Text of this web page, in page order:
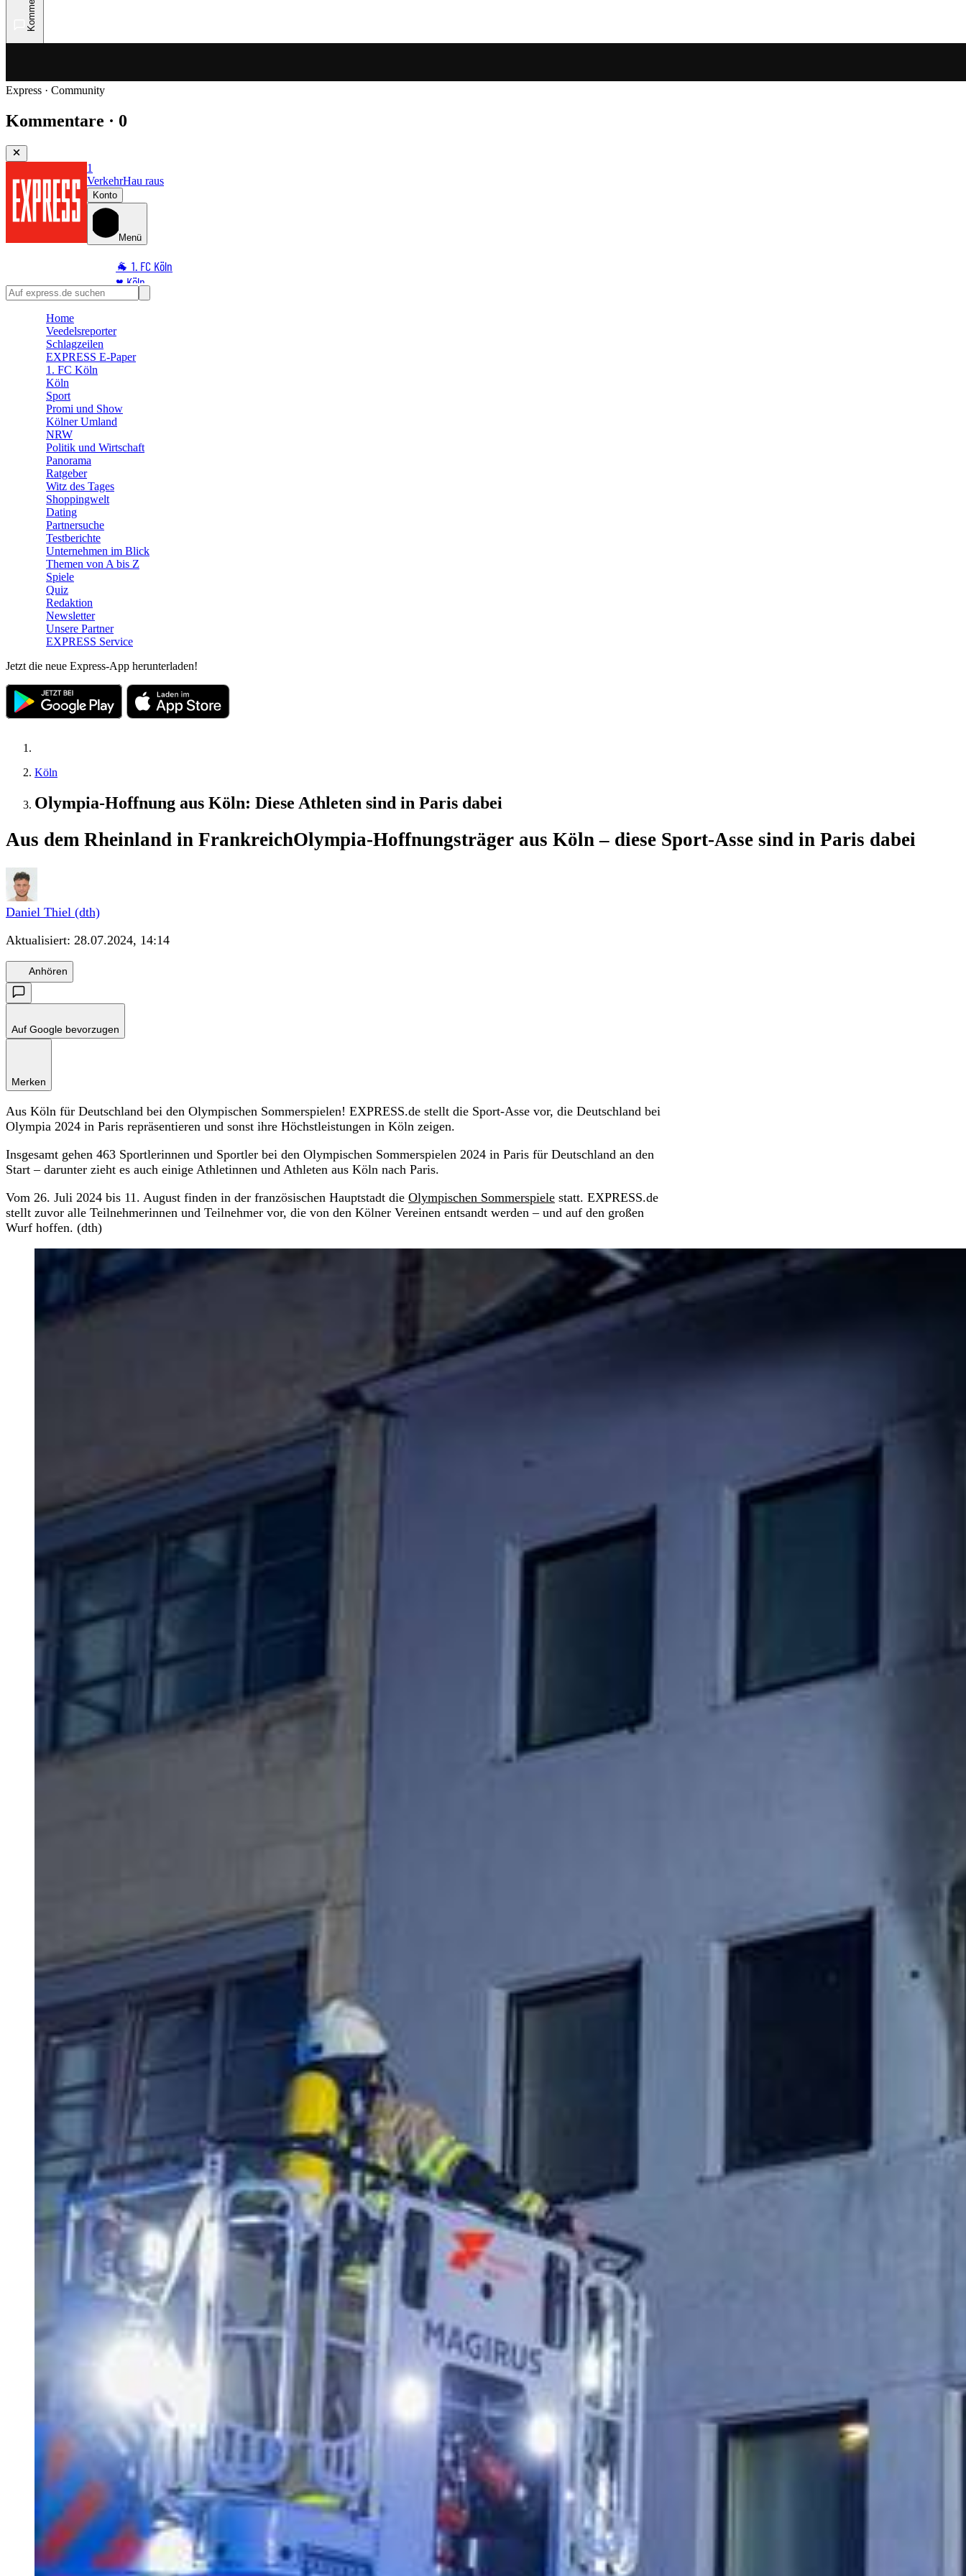
Express · Community
Kommentare · 0
1
VerkehrHau raus
Konto
Menü
🐐 1. FC Köln
♥️ Köln
⭐ Promi
🛒 Shoppingwelt
🧩 Spiele
Home
Veedelsreporter
Schlagzeilen
EXPRESS E-Paper
1. FC Köln
Köln
Sport
Promi und Show
Kölner Umland
NRW
Politik und Wirtschaft
Panorama
Ratgeber
Witz des Tages
Shoppingwelt
Dating
Partnersuche
Testberichte
Unternehmen im Blick
Themen von A bis Z
Spiele
Quiz
Redaktion
Newsletter
Unsere Partner
EXPRESS Service
Jetzt die neue Express-App herunterladen!
Köln
Olympia-Hoffnung aus Köln: Diese Athleten sind in Paris dabei
Aus dem Rheinland in FrankreichOlympia-Hoffnungsträger aus Köln – diese Sport-Asse sind in Paris dabei
Daniel Thiel (dth)
Aktualisiert: 28.07.2024, 14:14
Anhören
Auf Google bevorzugen
Merken
Aus Köln für Deutschland bei den Olympischen Sommerspielen! EXPRESS.de stellt die Sport-Asse vor, die Deutschland bei
Olympia 2024 in Paris repräsentieren und sonst ihre Höchstleistungen in Köln zeigen.
Insgesamt gehen 463 Sportlerinnen und Sportler bei den Olympischen Sommerspielen 2024 in Paris für Deutschland an den
Start – darunter zieht es auch einige Athletinnen und Athleten aus Köln nach Paris.
Vom 26. Juli 2024 bis 11. August finden in der französischen Hauptstadt die Olympischen Sommerspiele statt. EXPRESS.de
stellt zuvor alle Teilnehmerinnen und Teilnehmer vor, die von den Kölner Vereinen entsandt werden – und auf den großen
Wurf hoffen. (dth)